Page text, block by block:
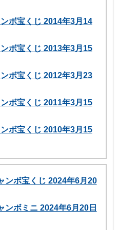
ボ宝くじ 2014年3月14
ボ宝くじ 2013年3月15
ボ宝くじ 2012年3月23
ボ宝くじ 2011年3月15
ボ宝くじ 2010年3月15
ンボ宝くじ 2024年6月20
ンボミニ 2024年6月20日